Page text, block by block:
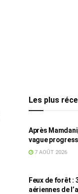
Les plus
Après
vague
musulmane
7 AOÛT 2026
Feux de forêt :
aériennes de